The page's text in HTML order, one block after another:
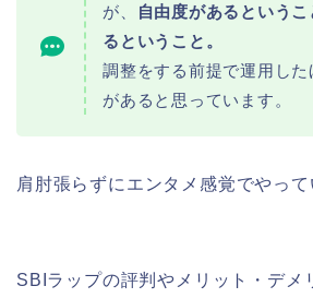
が、
自由度があるという
るということ。
調整をする前提で運用した
があると思っています。
肩肘張らずにエンタメ感覚でやって
SBIラップの評判やメリット・デメ